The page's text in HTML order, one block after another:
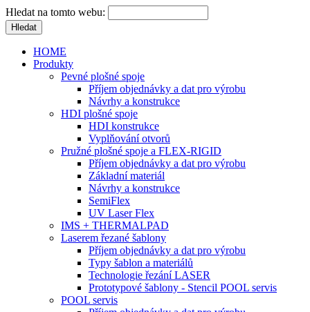
Hledat na tomto webu:
HOME
Produkty
Pevné plošné spoje
Příjem objednávky a dat pro výrobu
Návrhy a konstrukce
HDI plošné spoje
HDI konstrukce
Vyplňování otvorů
Pružné plošné spoje a FLEX-RIGID
Příjem objednávky a dat pro výrobu
Základní materiál
Návrhy a konstrukce
SemiFlex
UV Laser Flex
IMS + THERMALPAD
Laserem řezané šablony
Příjem objednávky a dat pro výrobu
Typy šablon a materiálů
Technologie řezání LASER
Prototypové šablony - Stencil POOL servis
POOL servis